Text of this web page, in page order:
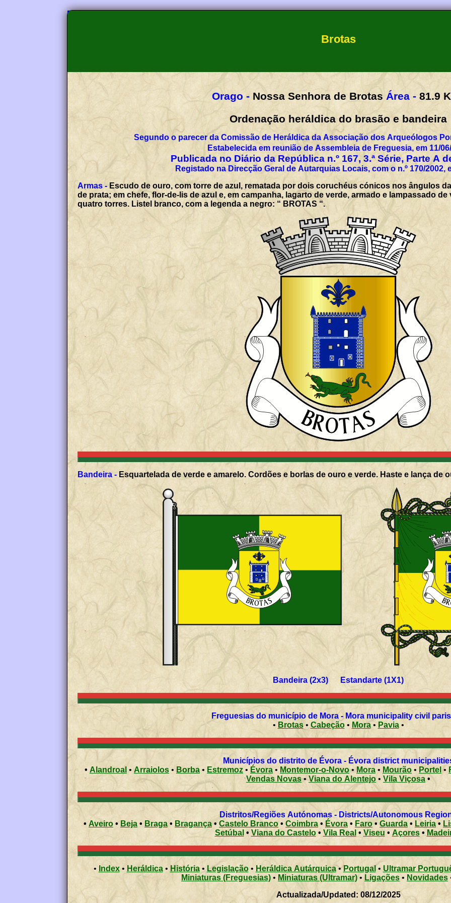
Brotas
Orago - Nossa Senhora de Brotas Área - 81.9
Ordenação heráldica do brasão e bandeira
Segundo o parecer da Comissão de Heráldica da Associação dos Arqueólogos
Estabelecida em reunião de Assembleia de Freguesia, em 11/
Publicada no Diário da República n.º 167, 3.ª Série, Parte A
Registado na Direcção Geral de Autarquias Locais, com o n.º 170/2002,
Armas - Escudo de ouro, com torre de azul, rematada por dois coruchéus cónicos nos ângulos
de prata; em chefe, flor-de-lis de azul e, em campanha, lagarto de verde, armado e lampassado
quatro torres. Listel branco, com a legenda a negro: “ BROTAS “.
Bandeira - Esquartelada de verde e amarelo. Cordões e borlas de ouro e verde. Haste e lança de
Bandeira (2x3) Estandarte (1X1)
Freguesias do município de Mora - Mora municipality civil
• Brotas•Cabeção• Mora• Pavia•
Municípios do distrito de Évora - Évora district
• Alandroal • Arraiolos • Borba• Estremoz • Évora • Montemor-o-Novo• Mora • Mourão • Portel •
Vendas Novas• Viana do Alentejo • Vila Viçosa •
Distritos/Regiões Autónomas - Districts/Autonomous
• Aveiro • Beja • Braga • Bragança•Castelo Branco • Coimbra• Évora • Faro •Guarda • Leiria •
Setúbal • Viana do Castelo• Vila Real • Viseu • Açores •
• Index• Heráldica• História • Legislação • Heráldica Autárquica•Portugal•Ultramar
Miniaturas (Freguesias) • Miniaturas (Ultramar) • Ligações • Novidades
Actualizada/Updated: 08/12/2025